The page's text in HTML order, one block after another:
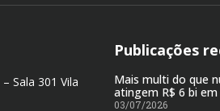
Sala 301 Vila
Publicações
Mais multi do que
atingem R$ 6 bi
03/07/2026